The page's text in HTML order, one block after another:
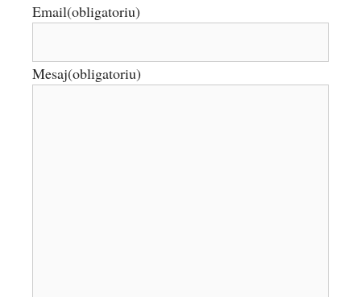
Email(obligatoriu)
Mesaj(obligatoriu)